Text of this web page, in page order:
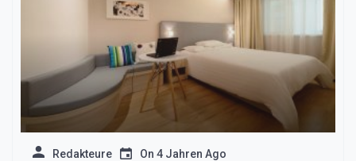
Redakteure On 4 Jahren Ago